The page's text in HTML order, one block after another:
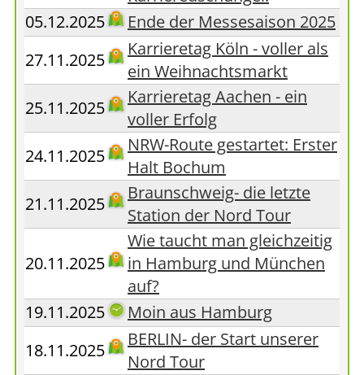
05.12.2025
Ende der Messesaison 2025
27.11.2025
Karrieretag Köln - voller als
ein Weihnachtsmarkt
25.11.2025
Karrieretag Aachen - ein
voller Erfolg
24.11.2025
NRW-Route gestartet: Erster
Halt Bochum
21.11.2025
Braunschweig- die letzte
Station der Nord Tour
20.11.2025
Wie taucht man gleichzeitig
in Hamburg und München
auf?
19.11.2025
Moin aus Hamburg
18.11.2025
BERLIN- der Start unserer
Nord Tour